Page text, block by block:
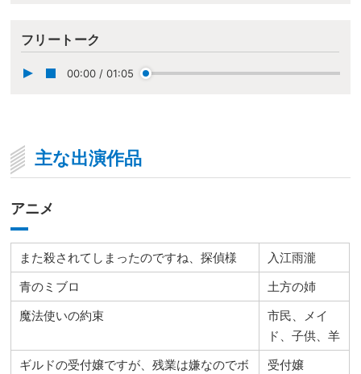
フリートーク
00:00 / 01:05
主な出演作品
アニメ
また殺されてしまったのですね、探偵様
入江雨瀧
青のミブロ
土方の姉
魔法使いの約束
市民、メイ
ド、子供、羊
ギルドの受付嬢ですが、残業は嫌なのでボ
受付嬢